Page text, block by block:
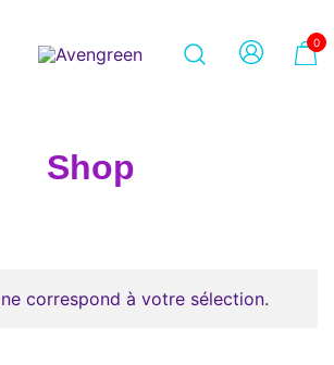
0
Shop
correspond à votre sélection.